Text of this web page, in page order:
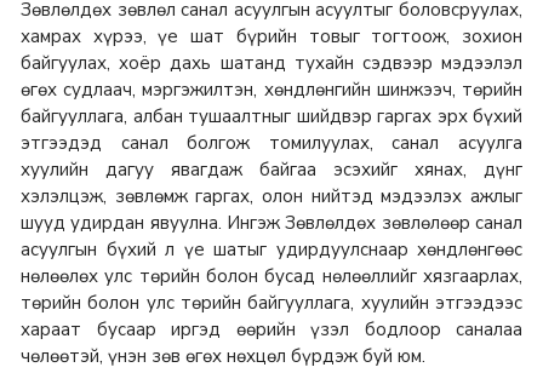
Зөвлөлдөх зөвлөл санал асуулгын асуултыг боловсруулах,
хамрах хүрээ, үе шат бүрийн товыг тогтоож, зохион
байгуулах, хоёр дахь шатанд тухайн сэдвээр мэдээлэл
өгөх судлаач, мэргэжилтэн, хөндлөнгийн шинжээч, төрийн
байгууллага, албан тушаалтныг шийдвэр гаргах эрх бүхий
этгээдэд санал болгож томилуулах, санал асуулга
хуулийн дагуу явагдаж байгаа эсэхийг хянах, дүнг
хэлэлцэж, зөвлөмж гаргах, олон нийтэд мэдээлэх ажлыг
шууд удирдан явуулна. Ингэж Зөвлөлдөх зөвлөлөөр санал
асуулгын бүхий л үе шатыг удирдуулснаар хөндлөнгөөс
нөлөөлөх улс төрийн болон бусад нөлөөллийг хязгаарлах,
төрийн болон улс төрийн байгууллага, хуулийн этгээдээс
хараат бусаар иргэд өөрийн үзэл бодлоор саналаа
чөлөөтэй, үнэн зөв өгөх нөхцөл бүрдэж буй юм.